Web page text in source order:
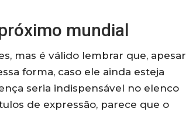
mundial
mas é válido lembrar que, apesar
forma, caso ele ainda esteja
seria indispensável no elenco
de expressão, parece que o